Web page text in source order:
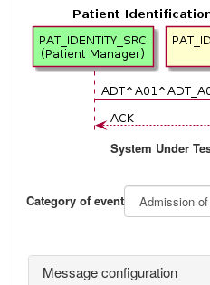
System Under
Category of event
Message configuration